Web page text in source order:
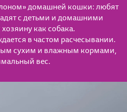
домашней кошки: любят
с детьми и домашними
как собака.
в частом расчесывании.
сухим и влажным кормами,
вес.